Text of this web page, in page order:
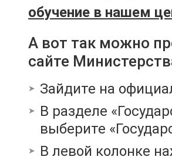
обучение в нашем
А вот так можно
сайте
Зайдите на
В разделе
выберите
В левой колонке